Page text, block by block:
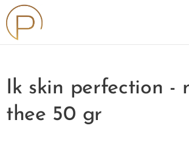
Ik skin perfection -
thee 50 gr